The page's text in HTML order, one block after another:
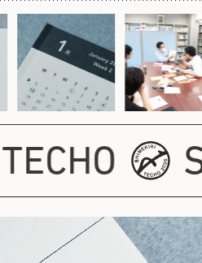
TECHO